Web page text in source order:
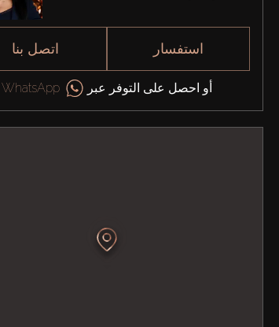
اتصل بنا استفسار
أو احصل على التوفر عبر WhatsApp